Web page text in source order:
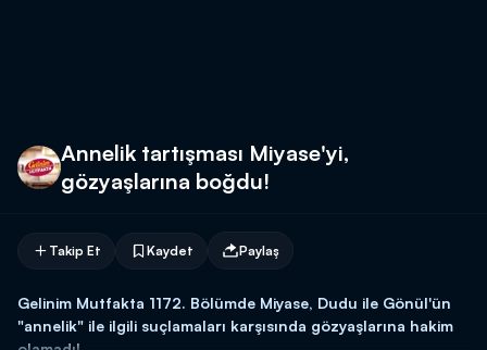
Annelik tartışması Miyase'yi,
gözyaşlarına boğdu!
Takip Et Kaydet Paylaş
Gelinim Mutfakta 1172. Bölümde Miyase, Dudu ile Gönül'ün
"annelik" ile ilgili suçlamaları karşısında gözyaşlarına hakim